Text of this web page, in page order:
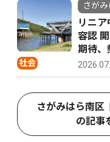
社会
さが
リニ
容認
期待、
さがみはら南区
の記事